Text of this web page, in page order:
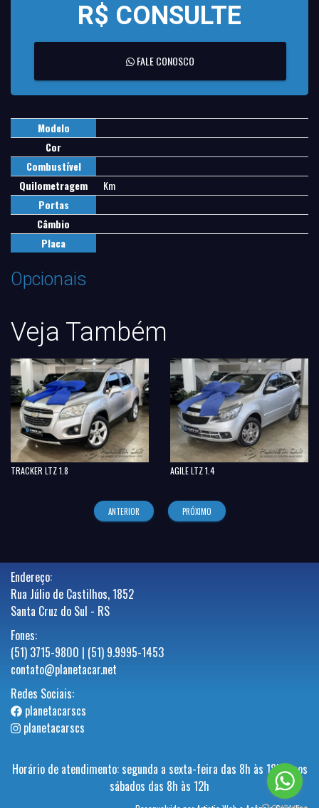
R$ CONSULTE
FALE CONOSCO
Modelo
Cor
Combustível
Quilometragem
Km
Portas
Câmbio
Placa
Opcionais
Veja Também
TRACKER LTZ 1.8 AGILE LTZ 1.4
ANTERIOR PRÓXIMO
Endereço:
Rua Júlio de Castilhos, 1852
Santa Cruz do Sul - RS
Fones:
(51) 3715-9800 | (51) 9.9995-1453
contato@planetacar.net
Redes Sociais:
planetacarscs
planetacarscs
Horário de atendimento: segunda a sexta-feira das 8h às 18h e aos
sábados das 8h às 12h